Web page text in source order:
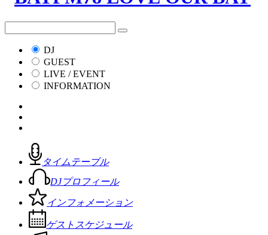
DJ
GUEST
LIVE / EVENT
INFORMATION
タイムテーブル
DJプロフィール
インフォメーション
ゲストスケジュール